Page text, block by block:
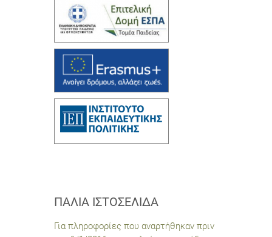
ΠΑΛΙΆ ΙΣΤΟΣΕΛΊΔΑ
Για πληροφορίες που αναρτήθηκαν πριν